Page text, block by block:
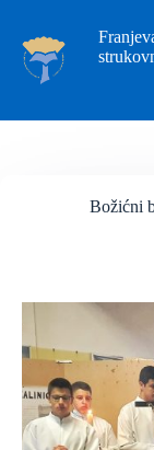
Božićni